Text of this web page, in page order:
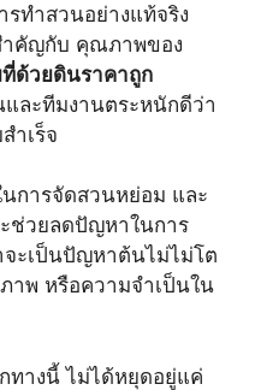
รทำสวนอย่างแท้จริง
ำคัญกับ คุณภาพของ
ด้วยดินราคาถูก
ละทีมงานตระหนักดีว่า
ำเร็จ
นการจัดสวนหย่อม และ
ช่วยลดปัญหาในการ
จะเป็นปัญหาต้นไม่ไม่โต
พ หรือความจำเป็นใน
ทางนี้ ไม่ได้หยุดอยู่แค่